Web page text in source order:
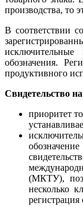
производства, то
В соответствии
исключительные
обозначения.
продуктивного
Свидетельство
приоритет
(МКТУ),
несколько
регистрация